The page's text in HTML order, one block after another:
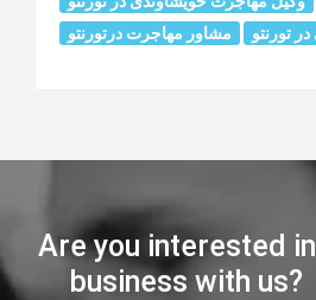
مشاور مهاجرت درتورنتو
تورنتو
Are you interested
business with